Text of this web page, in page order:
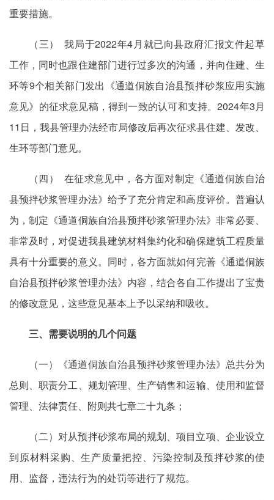
重要措施。
（三） 我局于2022年4月就已向县政府汇报文件起草
工作，同时也跟住建部门进行过多次的沟通，并向住建、生
环等9个相关部门发出《通道侗族自治县预拌砂浆应用实施
意见》的征求意见稿，得到一致的认可和支持。2024年3月
11日，我县管理办法经市局修改后再次征求县住建、发改、
生环等部门意见。
（四） 在征求意见中，各方面对制定《通道侗族自治
县预拌砂浆管理办法》给予了充分肯定和高度评价。普遍认
为，制定《通道侗族自治县预拌砂浆管理办法》非常必要、
非常及时，对促进我县建筑材料集约化和确保建筑工程质量
具有十分重要的意义。同时，各方面就如何完善《通道侗族
自治县预拌砂浆管理办法》内容，结合各自工作提出了宝贵
的修改意见，这些意见基本上予以采纳和吸收。
三、需要说明的几个问题
（一）《通道侗族自治县预拌砂浆管理办法》总共分为
总则、职责分工、规划管理、生产销售和运输、使用和监督
管理、法律责任、附则共七章二十九条；
（二）对从预拌砂浆布局的规划、项目立项、企业设立
到原材料采购、生产质量把控、污染控制及预拌砂浆的使
用、监督，违法行为的处罚等进行了规范。